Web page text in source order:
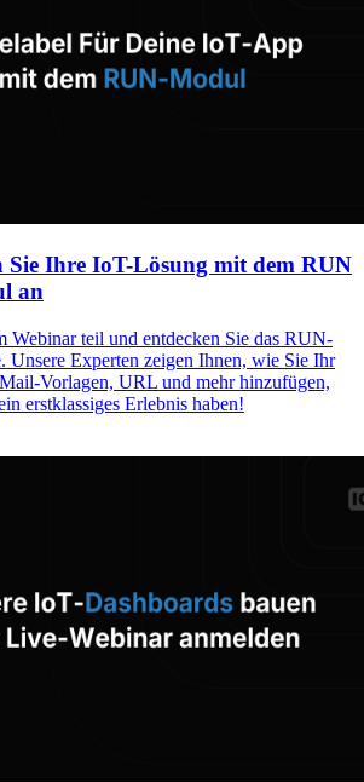
Sie Ihre IoT-Lösung mit dem RUN
an
Webinar teil und entdecken Sie das RUN-
Experten zeigen Ihnen, wie Sie Ihr
Vorlagen, URL und mehr hinzufügen,
erstklassiges Erlebnis haben!